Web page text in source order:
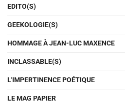
EDITO(S)
GEEKOLOGIE(S)
HOMMAGE À JEAN-LUC MAXENCE
INCLASSABLE(S)
L'IMPERTINENCE POÉTIQUE
LE MAG PAPIER